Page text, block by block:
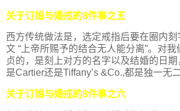
关于订婚与婚戒的8件事之五
西方传统做法是，选定戒指后要在圈内
文 “上帝所赐予的结合无人能分离”。对
贞的，是刻上对方的名字以及结婚的日
是Cartier还是Tiffany’s &Co.,都是独一无
关于订婚与婚戒的8件事之六